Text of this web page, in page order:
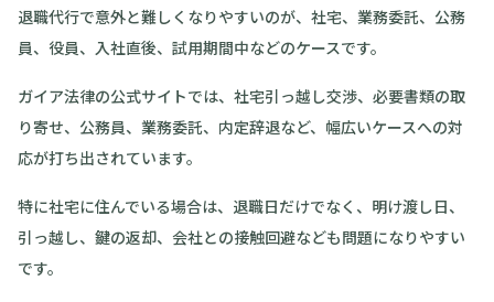
退職代行で意外と難しくなりやすいのが、社宅、業務委託、公務
員、役員、入社直後、試用期間中などのケースです。
ガイア法律の公式サイトでは、社宅引っ越し交渉、必要書類の取
り寄せ、公務員、業務委託、内定辞退など、幅広いケースへの対
応が打ち出されています。
特に社宅に住んでいる場合は、退職日だけでなく、明け渡し日、
引っ越し、鍵の返却、会社との接触回避なども問題になりやすい
です。